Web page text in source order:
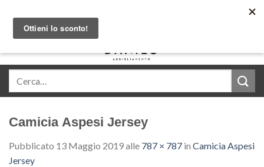
content
Camicia Aspesi Jersey
Pubblicato 13 Maggio 2019alle 787 × 787 in Camicia Aspesi
Jersey